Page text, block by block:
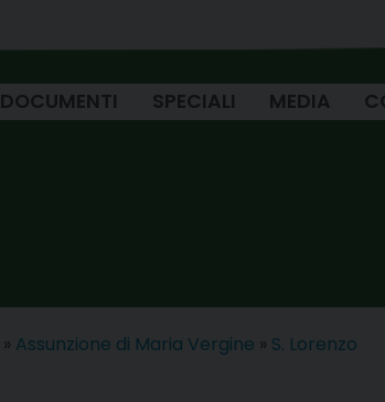
DOCUMENTI SPECIALI MEDIA
» Assunzione di Maria Vergine » S. Lorenzo